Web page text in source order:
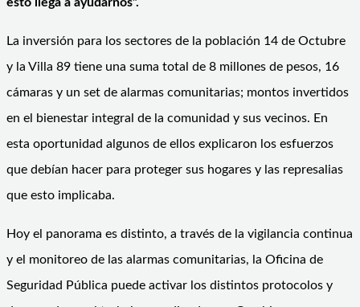
La inversión para los sectores de la población 14 de Octubre
y la Villa 89 tiene una suma total de 8 millones de pesos, 16
cámaras y un set de alarmas comunitarias; montos invertidos
en el bienestar integral de la comunidad y sus vecinos. En
esta oportunidad algunos de ellos explicaron los esfuerzos
que debían hacer para proteger sus hogares y las represalias
que esto implicaba.
Hoy el panorama es distinto, a través de la vigilancia continua
y el monitoreo de las alarmas comunitarias, la Oficina de
Seguridad Pública puede activar los distintos protocolos y